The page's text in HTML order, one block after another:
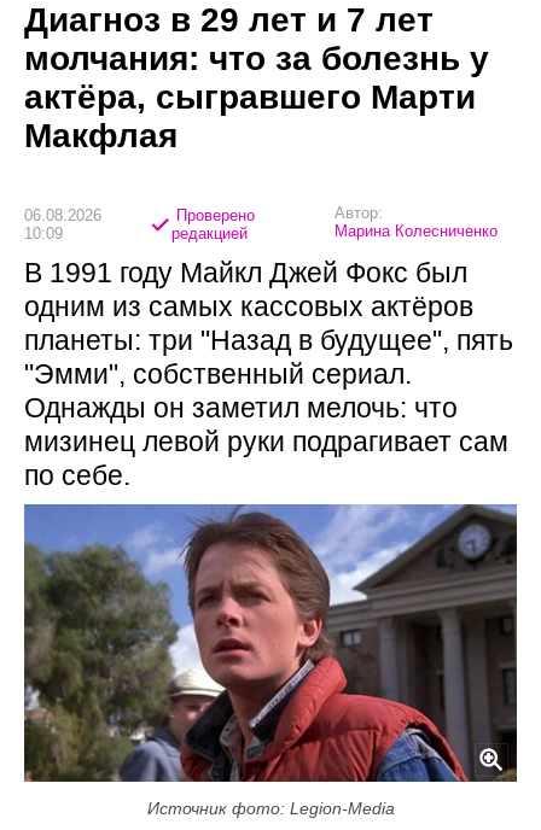
Диагноз в 29 лет и 7 лет
молчания: что за болезнь у
актёра, сыгравшего Марти
Макфлая
06.08.2026
10:09
Проверено
редакцией
Автор:
Марина Колесниченко
В 1991 году Майкл Джей Фокс был
одним из самых кассовых актёров
планеты: три "Назад в будущее", пять
"Эмми", собственный сериал.
Однажды он заметил мелочь: что
мизинец левой руки подрагивает сам
по себе.
Источник фото: Legion-Media